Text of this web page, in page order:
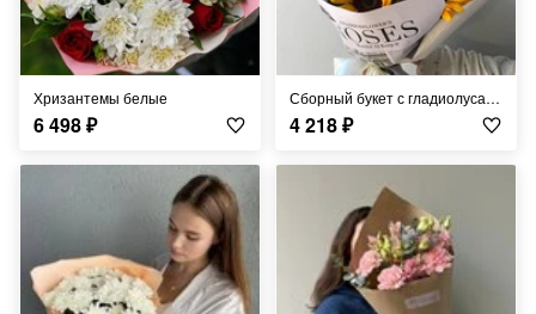
Хризантемы белые
6 498₽
Сборный букет с гладиолусами и солнечными подсолнухами FT874
4 218₽